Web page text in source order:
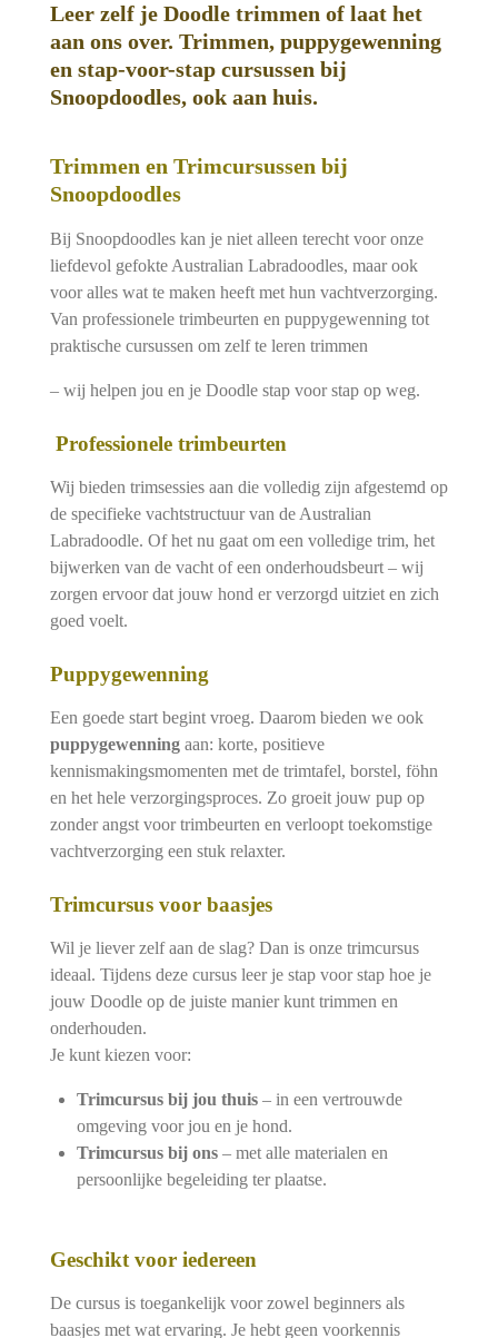
Leer zelf je Doodle trimmen of laat het
aan ons over. Trimmen, puppygewenning
en stap-voor-stap cursussen bij
Snoopdoodles, ook aan huis.
Trimmen en Trimcursussen bij
Snoopdoodles
Bij Snoopdoodles kan je niet alleen terecht voor onze
liefdevol gefokte Australian Labradoodles, maar ook
voor alles wat te maken heeft met hun vachtverzorging.
Van professionele trimbeurten en puppygewenning tot
praktische cursussen om zelf te leren trimmen
– wij helpen jou en je Doodle stap voor stap op weg.
Professionele trimbeurten
Wij bieden trimsessies aan die volledig zijn afgestemd op
de specifieke vachtstructuur van de Australian
Labradoodle. Of het nu gaat om een volledige trim, het
bijwerken van de vacht of een onderhoudsbeurt – wij
zorgen ervoor dat jouw hond er verzorgd uitziet en zich
goed voelt.
Puppygewenning
Een goede start begint vroeg. Daarom bieden we ook
puppygewenningaan: korte, positieve
kennismakingsmomenten met de trimtafel, borstel, föhn
en het hele verzorgingsproces. Zo groeit jouw pup op
zonder angst voor trimbeurten en verloopt toekomstige
vachtverzorging een stuk relaxter.
Trimcursus voor baasjes
Wil je liever zelf aan de slag? Dan is onze trimcursus
ideaal. Tijdens deze cursus leer je stap voor stap hoe je
jouw Doodle op de juiste manier kunt trimmen en
onderhouden.
Je kunt kiezen voor:
Trimcursus bij jou thuis– in een vertrouwde
omgeving voor jou en je hond.
Trimcursus bij ons– met alle materialen en
persoonlijke begeleiding ter plaatse.
Geschikt voor iedereen
De cursus is toegankelijk voor zowel beginners als
baasjes met wat ervaring. Je hebt geen voorkennis